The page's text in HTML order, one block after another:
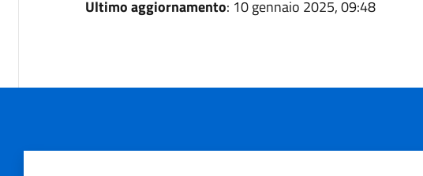
Ultimo aggiornamento: 10 gennaio 2025, 09:48